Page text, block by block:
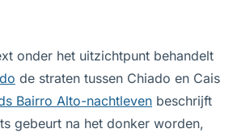
onder het uitzichtpunt behandelt
de straten tussen Chiado en Cais
Bairro Alto-nachtleven beschrijft
gebeurt na het donker worden,